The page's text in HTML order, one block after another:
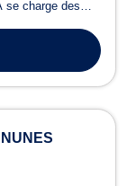
se charge des
visite, de